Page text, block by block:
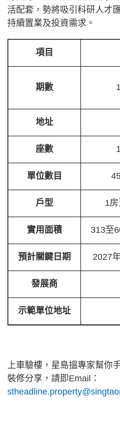
活配套，勢將吸引科研人才
持續置業及投資需求。
項目
期數
地址
座數
單位數目
戶型 1
實用面積 313至
預計關鍵日期 2027
發展商
示範單位地址
上車驗樓，星島搵專家幫你
裝修分享，請即Email：